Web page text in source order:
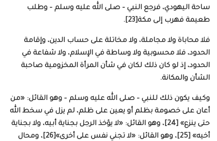
ساحة اليهودي، فرجع النبي – صلى الله عليه وسلم – وطلب
طعيمة فهرب إلى مكة[23].
فلا محاباة ولا مجاملة، ولا مخاتلة على حساب الدين، وإقامة
الحدود، فلا محسوبية ولا وساطة في الإسلام، ولا شفاعة في
الحدود، إذ لو كان ذلك لكان في شأن المرأة المخزومية صاحبة
الشأن والمكانة.
وكيف يكون ذلك للنبي – صلى الله عليه وسلم – وهو القائل: «من
أعان على خصومة بظلم أو يعين على ظلم، لم يزل في سخط الله
حتى ينزع» [24]، وهو القائل: «لا يؤخذ الرجل بجناية أبيه، ولا بجناية
أخيه» [25]، وهو القائل: «لا تجني نفس على أخرى»[26]، ومحال